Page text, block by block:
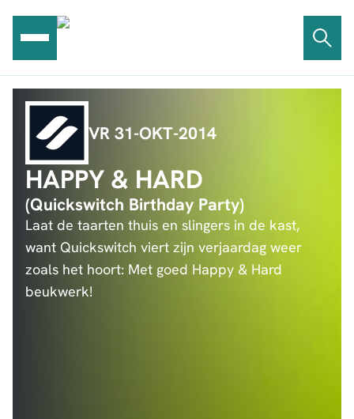
inhoud
VR 31-OKT-2014
HAPPY & HARD
(Quickswitch Birthday Party)
Laat de taarten thuis en slingers in de kast,
want Quickswitch viert zijn verjaardag weer
zoals het hoort: Met goed Happy & Hard
beukwerk!